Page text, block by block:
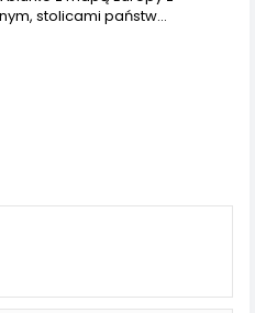
stolicami państw…